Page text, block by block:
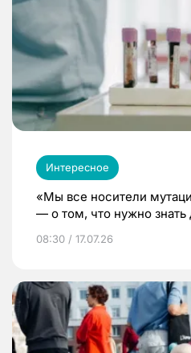
Интересное
«Мы все носители
— о том, что нужно
08:30 / 17.07.26